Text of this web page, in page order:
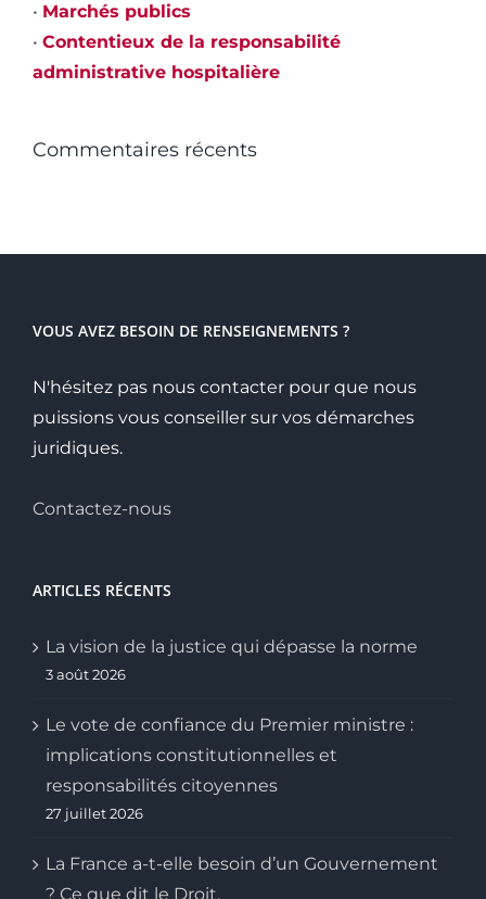
• Marchés publics
• Contentieux de la responsabilité
administrative hospitalière
Commentaires récents
VOUS AVEZ BESOIN DE RENSEIGNEMENTS ?
N'hésitez pas nous contacter pour que nous
puissions vous conseiller sur vos démarches
juridiques.
Contactez-nous
ARTICLES RÉCENTS
La vision de la justice qui dépasse la norme
3 août 2026
Le vote de confiance du Premier ministre :
implications constitutionnelles et
responsabilités citoyennes
27 juillet 2026
La France a-t-elle besoin d’un Gouvernement
? Ce que dit le Droit.